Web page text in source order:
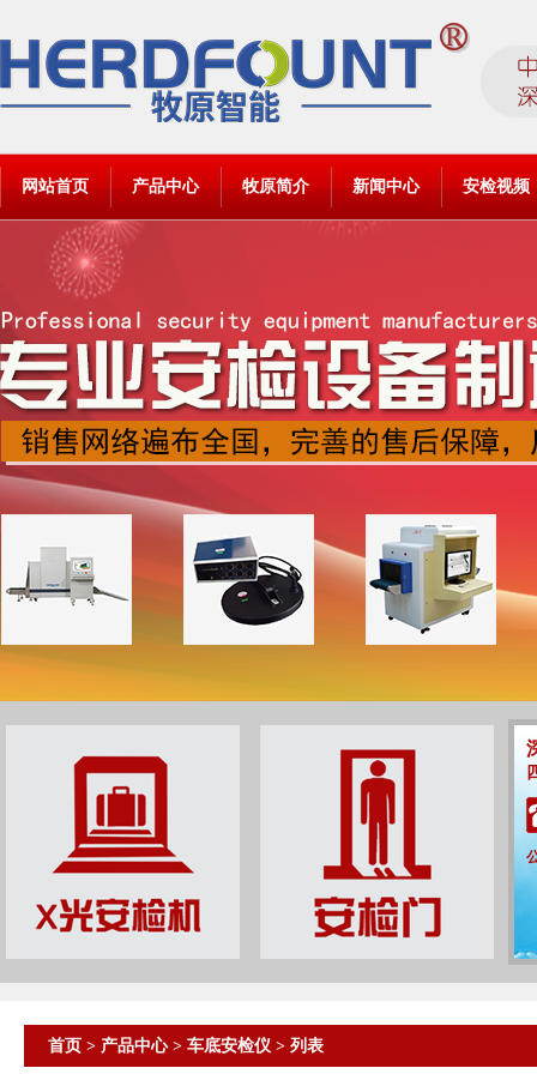
网站首页 产品中心 牧原简介 新闻中心 安检视频
首页 > 产品中心> 车底安检仪 > 列表